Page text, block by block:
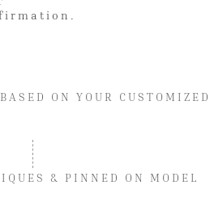
ON YOUR CUSTOMIZED
& PINNED ON MODEL